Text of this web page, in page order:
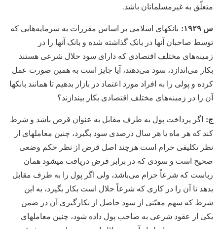
متعلّق به غیرمسلمانان باشد.
س ۱۹۲۹:
بانکهای اسلامی بر اساس مقررات به سرمایه‏‌هایی که
توسط صاحبان آنها در بانک گذاشته شده و بانک آنها را در
زمینه‏‌های مختلف اقتصادی که دارای سود حلال شرعی هستند
بکار می‏‌اندازد، سود می‏‌دهند، آیا جایز است به همین صورت عمل
کرده و پولی را به افراد مورد اعتماد در بازار بدهیم تا همانند بانکها
آن را در زمینه‏‌های مختلف اقتصادی بکار بیندازند؟
ج: اگر پرداخت پول به طرف مقابل به عنوان قرض باشد و شرط
کند که هر ماه یا هر سال درصدی سود بگیرد، چنین معامله‏ای از
نظر تکلیفی حرام است هرچند اصل قرض از نظر حکم وضعی
صحیح است و سودی که در برابر قرض دریافت می‏شود همان
رباست که شرعاً حرام می‏‌باشد، ولی اگر پول را به طرف مقابل
بدهد تا آن را در کاری که شرعاً حلال است بکار بگیرد، به این
شرط که سهم معیّنی از سود حاصل از بکارگیری آن در ضمن
یکی از عقود شرعی به صاحب پول داده شود، چنین معامله‏ای